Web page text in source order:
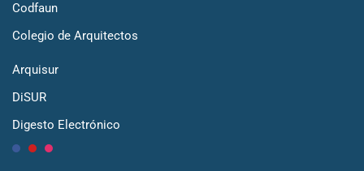
Codfaun
Colegio de Arquitectos
Arquisur
DiSUR
Digesto Electrónico